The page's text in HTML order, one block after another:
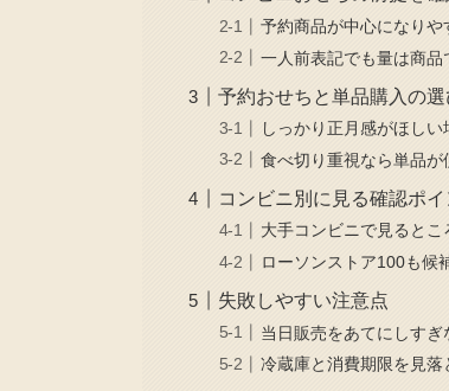
予約商品が中心になりや
一人前表記でも量は商品
予約おせちと単品購入の
しっかり正月感がほしい
食べ切り重視なら単品が
コンビニ別に見る確認ポイ
大手コンビニで見るとこ
ローソンストア100も候
失敗しやすい注意点
当日販売をあてにしすぎ
冷蔵庫と消費期限を見落